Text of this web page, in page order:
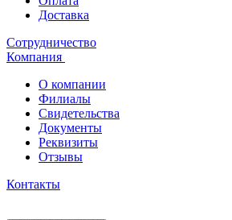
Доставка
Сотрудничество
Компания
О компании
Филиалы
Свидетельства
Документы
Реквизиты
Отзывы
Контакты